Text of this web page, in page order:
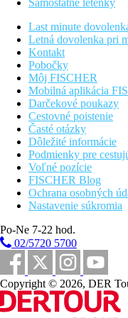
terasy do
Rodinná izba,
obývacia izba
Rodinná izba,
oddelená
modernejšie
Celkom cca
Rodinná izba,
oddelená
mora,
Celkom cca
Rodinná izba,
oddelená
Mezonet,
prízemie a 1.
bazéna.
Popis pláže
Piesočnato-
komunikáciu
plážové osušky
Stravovanie
Last minute
Letná dovolenka pri
Kontakt
Pobočky
Môj FISCHER
Mobilná aplikácia
Darčekové poukazy
Cestovné poistenie
Časté otázky
Dôležité informácie
Podmienky pre
Voľné pozície
FISCHER Blog
Ochrana osobných
Nastavenie súkromia
Po-Ne 7-22 hod.
02/5720 5700
Copyright © 2026, DER